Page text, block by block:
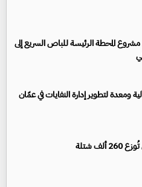
المحطة الرئيسة للباص السريع إلى
ألف شتلة